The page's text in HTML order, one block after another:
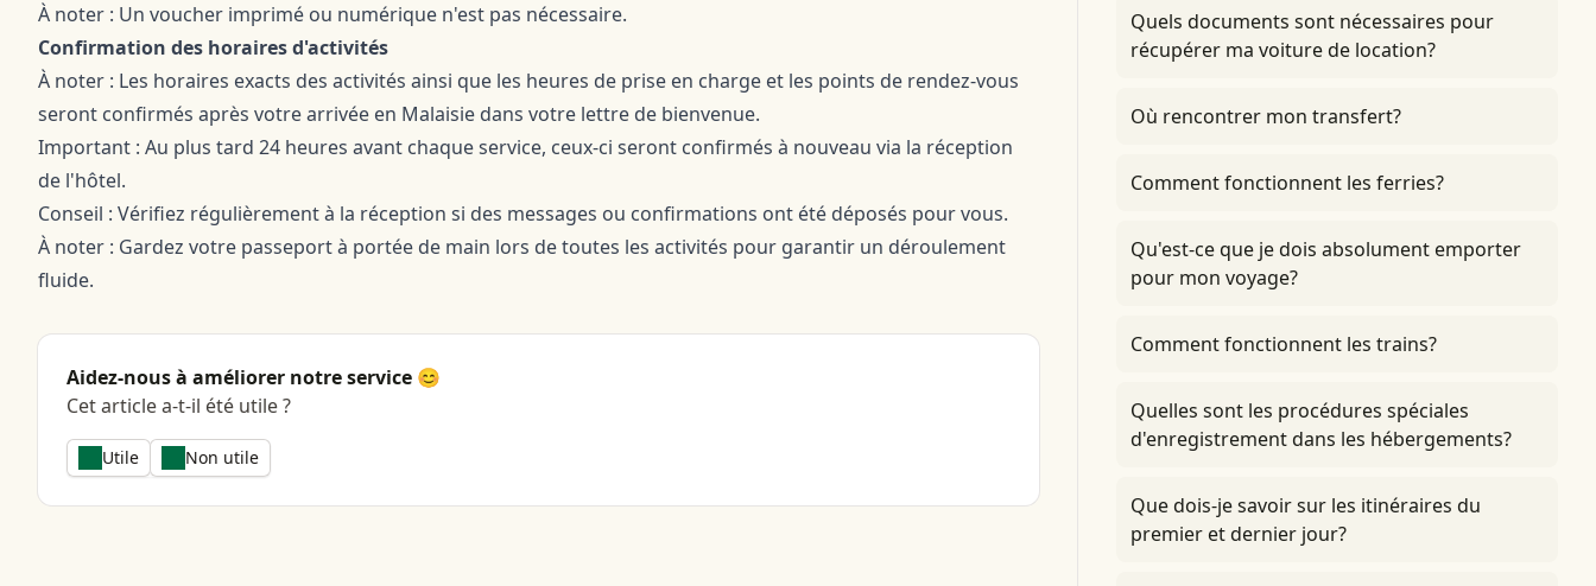
À noter : Un voucher imprimé ou numérique n'est pas nécessaire.
Confirmation des horaires d'activités
À noter : Les horaires exacts des activités ainsi que les heures de prise en charge et les points de rendez-vous
seront confirmés après votre arrivée en Malaisie dans votre lettre de bienvenue.
Important : Au plus tard 24 heures avant chaque service, ceux-ci seront confirmés à nouveau via la réception
de l'hôtel.
Conseil : Vérifiez régulièrement à la réception si des messages ou confirmations ont été déposés pour vous.
À noter : Gardez votre passeport à portée de main lors de toutes les activités pour garantir un déroulement
fluide.
Aidez-nous à améliorer notre service 😊
Cet article a-t-il été utile ?
Utile Non utile
Quels documents sont nécessaires pour
récupérer ma voiture de location?
Où rencontrer mon transfert?
Comment fonctionnent les ferries?
Qu'est-ce que je dois absolument emporter
pour mon voyage?
Comment fonctionnent les trains?
Quelles sont les procédures spéciales
d'enregistrement dans les hébergements?
Que dois-je savoir sur les itinéraires du
premier et dernier jour?